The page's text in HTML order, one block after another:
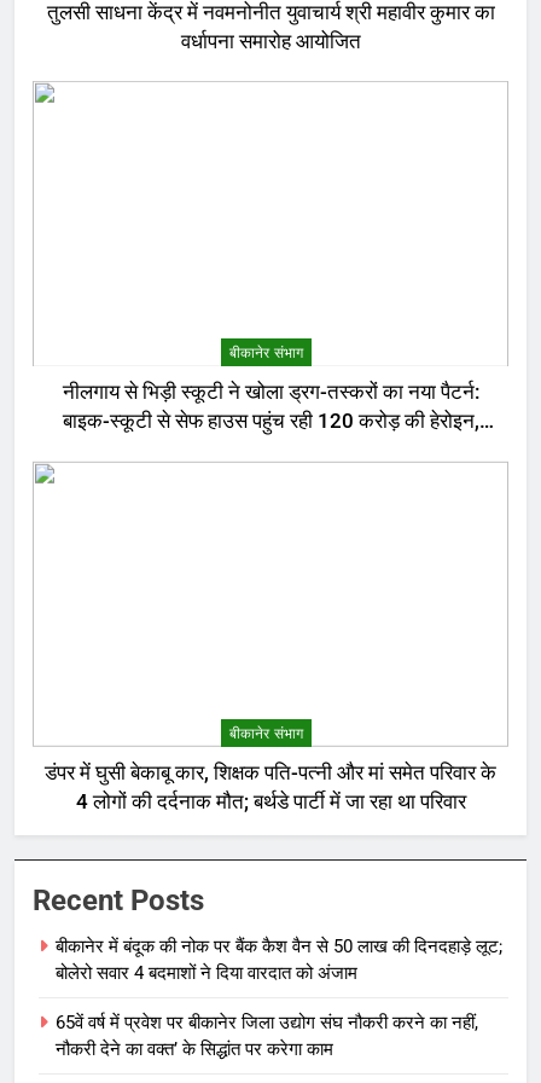
तुलसी साधना केंद्र में नवमनोनीत युवाचार्य श्री महावीर कुमार का
वर्धापना समारोह आयोजित
बीकानेर संभाग
नीलगाय से भिड़ी स्कूटी ने खोला ड्रग-तस्करों का नया पैटर्न:
बाइक-स्कूटी से सेफ हाउस पहुंच रही 120 करोड़ की हेरोइन,
बीकानेर संभाग
डंपर में घुसी बेकाबू कार, शिक्षक पति-पत्नी और मां समेत परिवार के
4 लोगों की दर्दनाक मौत; बर्थडे पार्टी में जा रहा था परिवार
Recent Posts
बीकानेर में बंदूक की नोक पर बैंक कैश वैन से 50 लाख की दिनदहाड़े लूट;
बोलेरो सवार 4 बदमाशों ने दिया वारदात को अंजाम
65वें वर्ष में प्रवेश पर बीकानेर जिला उद्योग संघ नौकरी करने का नहीं,
नौकरी देने का वक्त’ के सिद्धांत पर करेगा काम